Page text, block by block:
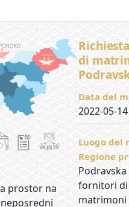
di
Data del
2022-05-14
Luogo del
Regione
fornitori di
matrimoni